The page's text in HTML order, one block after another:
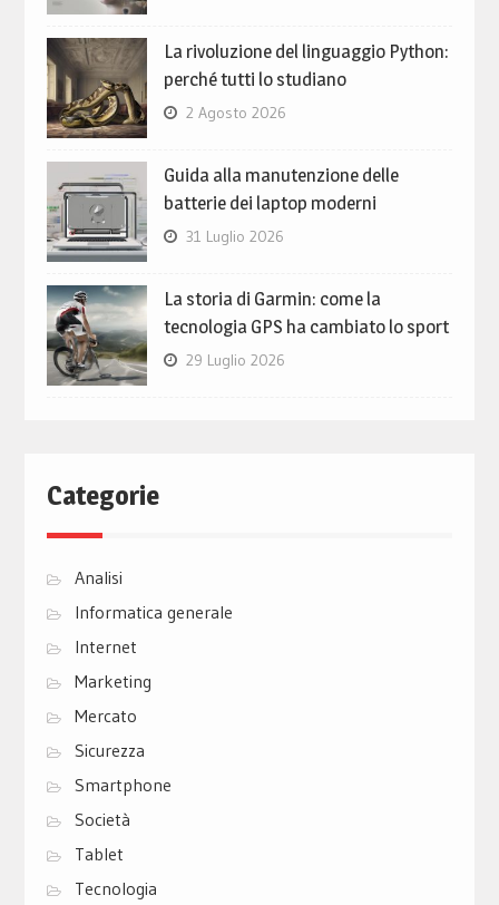
La rivoluzione del linguaggio Python:
perché tutti lo studiano
2 Agosto 2026
Guida alla manutenzione delle
batterie dei laptop moderni
31 Luglio 2026
La storia di Garmin: come la
tecnologia GPS ha cambiato lo sport
29 Luglio 2026
Categorie
Analisi
Informatica generale
Internet
Marketing
Mercato
Sicurezza
Smartphone
Società
Tablet
Tecnologia